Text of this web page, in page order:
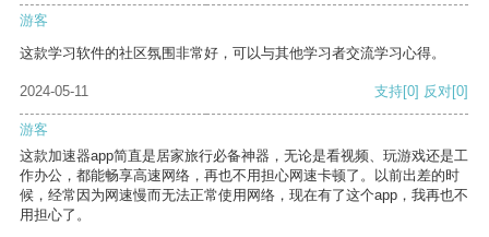
游客
这款学习软件的社区氛围非常好，可以与其他学习者交流学习心得。
2024-05-11 支持[0] 反对[0]
游客
这款加速器app简直是居家旅行必备神器，无论是看视频、玩游戏还是工
作办公，都能畅享高速网络，再也不用担心网速卡顿了。以前出差的时
候，经常因为网速慢而无法正常使用网络，现在有了这个app，我再也不
用担心了。